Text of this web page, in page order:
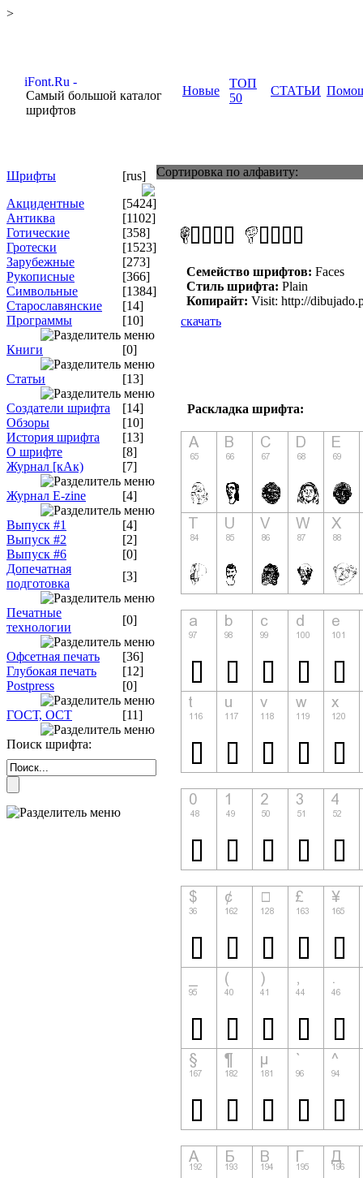
>
Самый большой каталог
шрифтов
Новые
ТОП
50
СТАТЬИ
Шрифты
[rus]
Акцидентные
[5424]
Антиква
[1102]
Готические
[358]
Гротески
[1523]
Зарубежные
[273]
Рукописные
[366]
Символьные
[1384]
Старославянские
[14]
Программы
[10]
Книги [0]
Статьи [13]
Создатели шрифта
[14]
Обзоры
[10]
История шрифта
[13]
О шрифте
[8]
Журнал [кАк)
[7]
Журнал E-zine [4]
Выпуск #1
[4]
Выпуск #2
[2]
Выпуск #6
[0]
Допечатная
подготовка
[3]
Печатные
технологии
[0]
Офсетная печать
[36]
Глубокая печать
[12]
Postpress
[0]
ГОСТ, ОСТ [11]
Поиск шрифта:
Сортировка по алфавиту:
Семейство шрифтов: Faces
Стиль шрифта: Plain
Копирайт: Visit: http://
скачать
Раскладка шрифта: